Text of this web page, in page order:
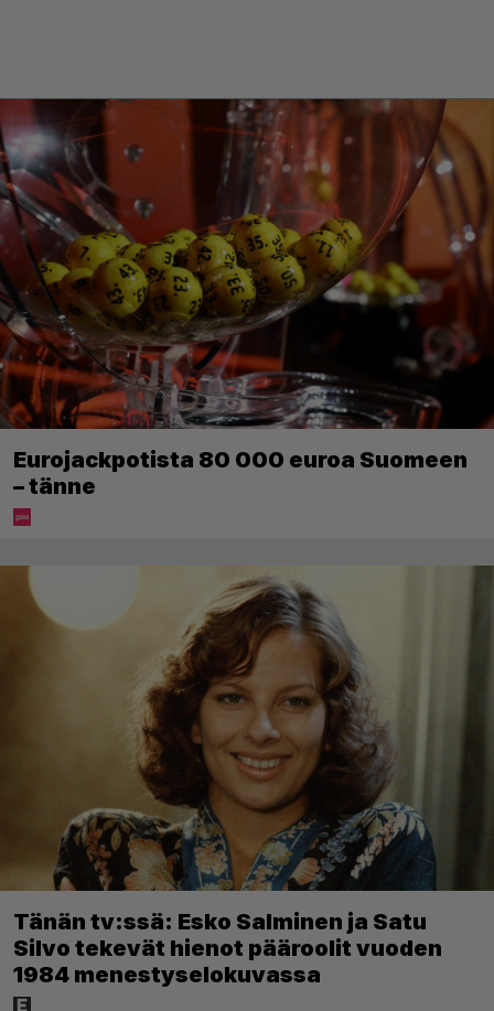
Eurojackpotista 80 000 euroa Suomeen
– tänne
Tänän tv:ssä: Esko Salminen ja Satu
Silvo tekevät hienot pääroolit vuoden
1984 menestyselokuvassa